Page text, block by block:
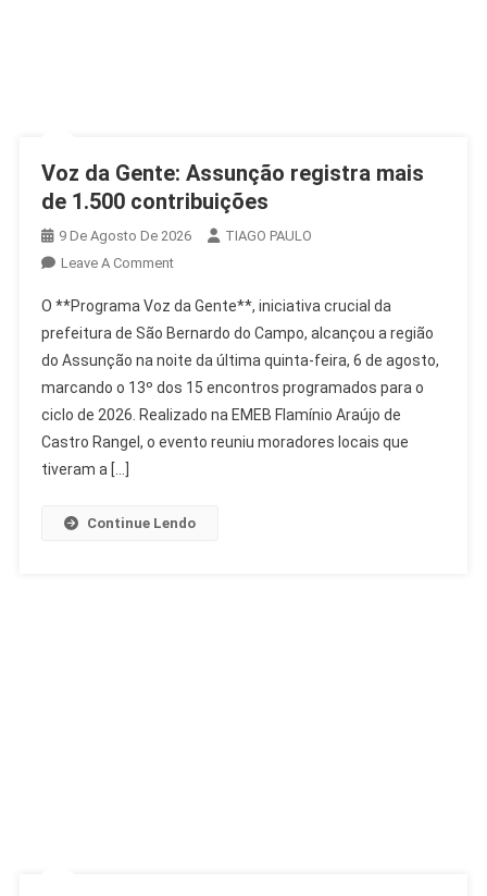
Voz da Gente: Assunção registra mais
de 1.500 contribuições
9 De Agosto De 2026
TIAGO PAULO
Leave A CommentOn
Da
Gente:
Assunção
Registra
Mais
De
O **Programa Voz da Gente**, iniciativa crucial da
prefeitura de São Bernardo do Campo, alcançou a região
do Assunção na noite da última quinta-feira, 6 de agosto,
marcando o 13º dos 15 encontros programados para o
ciclo de 2026. Realizado na EMEB Flamínio Araújo de
Castro Rangel, o evento reuniu moradores locais que
tiveram a […]
Continue Lendo